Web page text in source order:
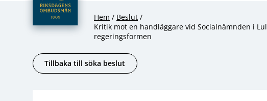
Hem
Beslut
Kritik mot en handläggare vid Socialnämnden i
regeringsformen
Tillbaka till söka beslut